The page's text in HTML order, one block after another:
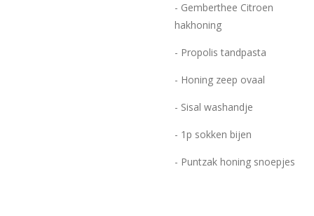
- Gemberthee Citroen
hakhoning
- Propolis tandpasta
- Honing zeep ovaal
- Sisal washandje
- 1p sokken bijen
- Puntzak honing snoepjes